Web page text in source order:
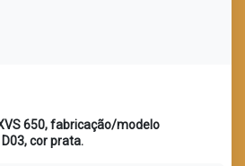
650, fabricação/modelo
cor prata.